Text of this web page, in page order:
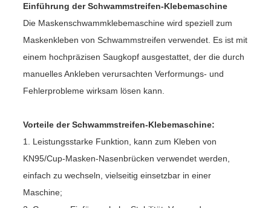
Einführung der Schwammstreifen-Klebemaschine
Die Maskenschwammklebemaschine wird speziell zum
Maskenkleben von Schwammstreifen verwendet. Es ist mit
einem hochpräzisen Saugkopf ausgestattet, der die durch
manuelles Ankleben verursachten Verformungs- und
Fehlerprobleme wirksam lösen kann.
Vorteile der Schwammstreifen-Klebemaschine:
1. Leistungsstarke Funktion, kann zum Kleben von
KN95/Cup-Masken-Nasenbrücken verwendet werden,
einfach zu wechseln, vielseitig einsetzbar in einer
Maschine;